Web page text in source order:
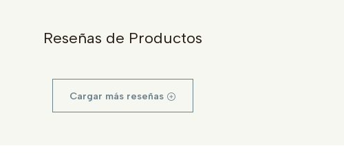
Reseñas de Productos
Cargar más reseñas